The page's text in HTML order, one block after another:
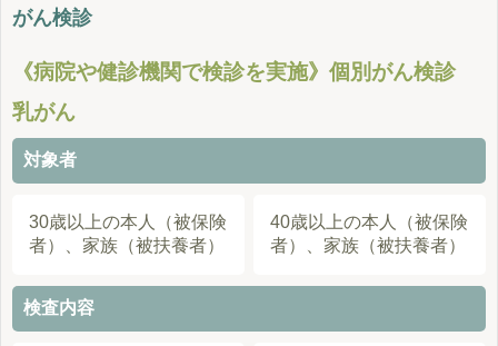
がん検診
《病院や健診機関で検診を実施》個別がん検診
乳がん
対象者
30歳以上の本人（被保険
者）、家族（被扶養者）
40歳以上の本人（被保険
者）、家族（被扶養者）
検査内容